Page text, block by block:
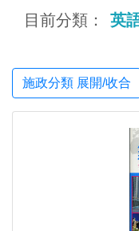
目前分類： 英
施政分類 展開/收合